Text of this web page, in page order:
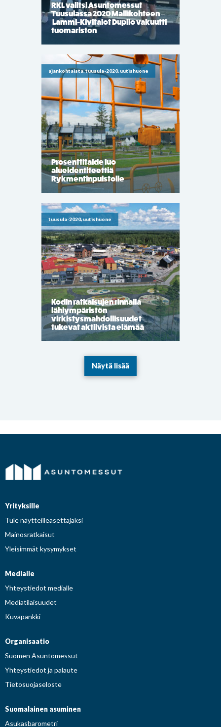
RKL valitsi Asuntomessut
Tuusulassa 2020 Mallikohteen –
Lammi-Kivitalot Duplio vakuutti
tuomariston
ajankohtaista, tuusula-2020, uutishuone
Prosenttitaide luo
alueidentiteettiä
Rykmentinpuistolle
tuusula-2020, uutishuone
Kodin ratkaisujen rinnalla
lähiympäristön
virkistysmahdollisuudet
tukevat aktiivista elämää
Näytä lisää
Yrityksille
Tule näytteilleasettajaksi
Mainosratkaisut
Yleisimmät kysymykset
Medialle
Yhteystiedot medialle
Mediatilaisuudet
Kuvapankki
Organisaatio
Suomen Asuntomessut
Yhteystiedot ja palaute
Tietosuojaseloste
Suomalainen asuminen
Asukasbarometri